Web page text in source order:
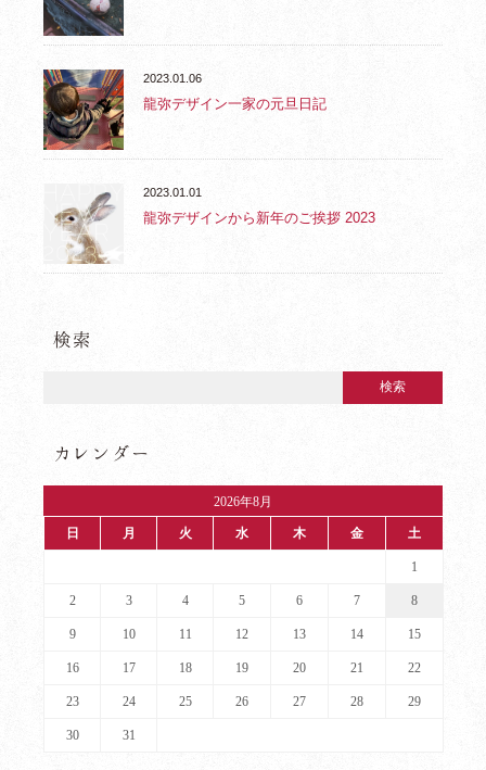
2023.01.06
龍弥デザイン一家の元旦日記
2023.01.01
龍弥デザインから新年のご挨拶 2023
検索
カレンダー
2026年8月
日 月 火 水 木 金 土
1
2 3 4 5 6 7 8
9 10 11 12 13 14 15
16 17 18 19 20 21 22
23 24 25 26 27 28 29
30 31